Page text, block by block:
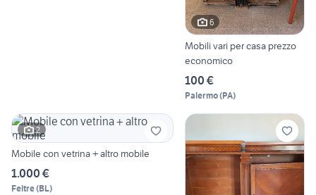
6
Mobili vari per casa prezzo
economico
100 €
Palermo(PA)
2
Mobile con vetrina + altro mobile
1.000 €
Feltre(BL)